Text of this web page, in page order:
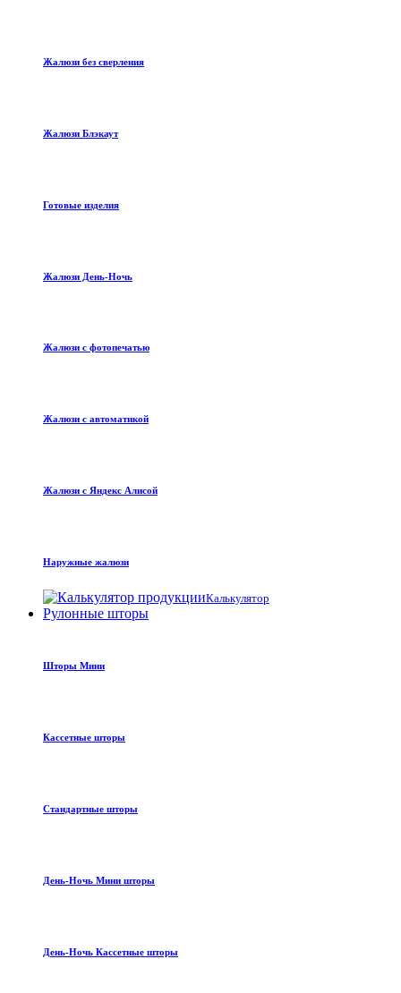
Жалюзи без сверления
Жалюзи Блэкаут
Готовые изделия
Жалюзи День-Ночь
Жалюзи с фотопечатью
Жалюзи с автоматикой
Жалюзи с Яндекс Алисой
Наружные жалюзи
Калькулятор
Рулонные шторы
Шторы Мини
Кассетные шторы
Стандартные шторы
День-Ночь Мини шторы
День-Ночь Кассетные шторы